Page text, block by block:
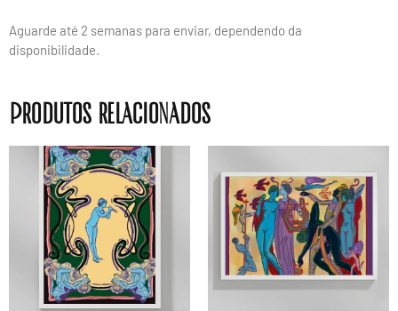
Aguarde até 2 semanas para enviar, dependendo da
disponibilidade.
Produtos relacionados